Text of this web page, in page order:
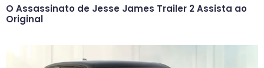
O Assassinato de Jesse James Trailer 2 Assista ao
Original